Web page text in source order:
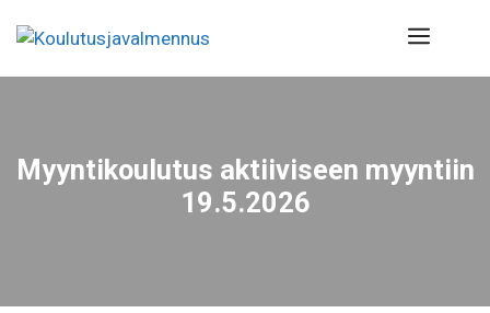
sisältöön
Myyntikoulutus aktiiviseen myyntiin
19.5.2026